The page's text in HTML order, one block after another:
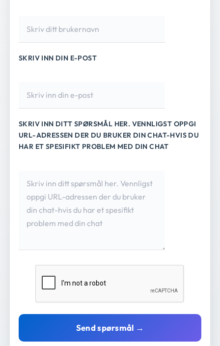
SKRIV INN DIN E-POST
SKRIV INN DITT SPØRSMÅL HER. VENNLIGST OPPGI
URL-ADRESSEN DER DU BRUKER DIN CHAT-HVIS DU
HAR ET SPESIFIKT PROBLEM MED DIN CHAT
Send spørsmål →